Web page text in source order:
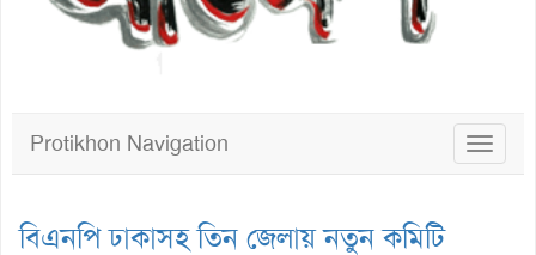
Toggle
Protikhon Navigation
বিএনপি ঢাকাসহ তিন জেলায় নতুন কমিটি